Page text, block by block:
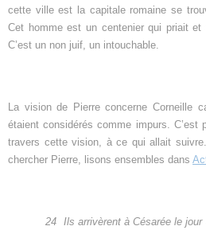
cette ville est la capitale romaine se
Cet homme est un centenier qui priait et
C’est un non juif, un intouchable.
La vision de Pierre concerne Corneille
étaient considérés comme impurs. C’est
travers cette vision, à ce qui allait
chercher Pierre, lisons ensembles dans
24 Ils arrivèrent à Césarée le